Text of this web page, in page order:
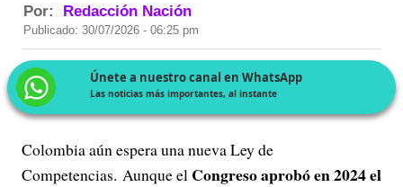
Por: Redacción Nación
Publicado: 30/07/2026 - 06:25 pm
Únete a nuestro canal en WhatsApp
Las noticias más importantes, al instante
Colombia aún espera una nueva Ley de
Competencias. Aunque el Congreso aprobó en 2024 el